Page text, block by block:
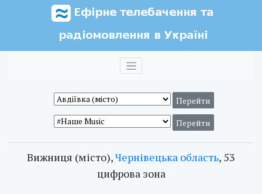
Вижниця (місто),Чернівецька область, 53
цифрова зона